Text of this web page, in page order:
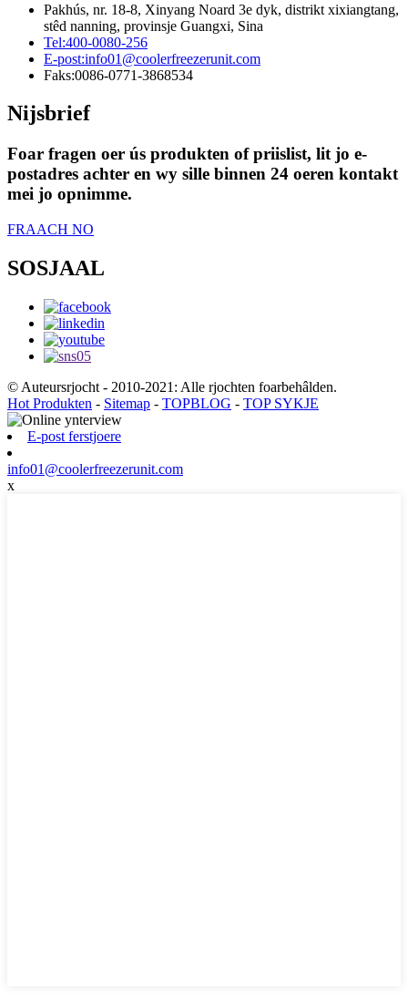
Pakhús, nr. 18-8, Xinyang Noard 3e dyk, distrikt xixiangtang,
stêd nanning, provinsje Guangxi, Sina
Tel:400-0080-256
E-post:info01@coolerfreezerunit.com
Faks:0086-0771-3868534
Nijsbrief
Foar fragen oer ús produkten of priislist, lit jo e-
postadres achter en wy sille binnen 24 oeren kontakt
mei jo opnimme.
FRAACH NO
SOSJAAL
© Auteursrjocht - 2010-2021: Alle rjochten foarbehâlden.
Hot Produkten - Sitemap - TOPBLOG - TOP SYKJE
E-post ferstjoere
info01@coolerfreezerunit.com
x